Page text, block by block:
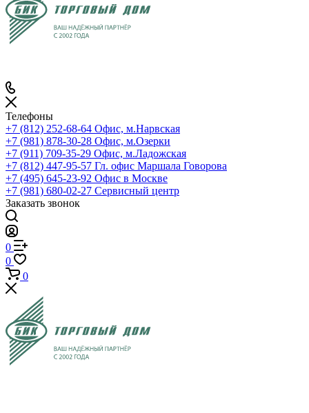
Телефоны
+7 (812) 252-68-64 Офис, м.Нарвская
+7 (981) 878-30-28 Офис, м.Озерки
+7 (911) 709-35-29 Офис, м.Ладожская
+7 (812) 447-95-57 Гл. офис Маршала Говорова
+7 (495) 645-23-92 Офис в Москве
+7 (981) 680-02-27 Сервисный центр
Заказать звонок
0
0
0